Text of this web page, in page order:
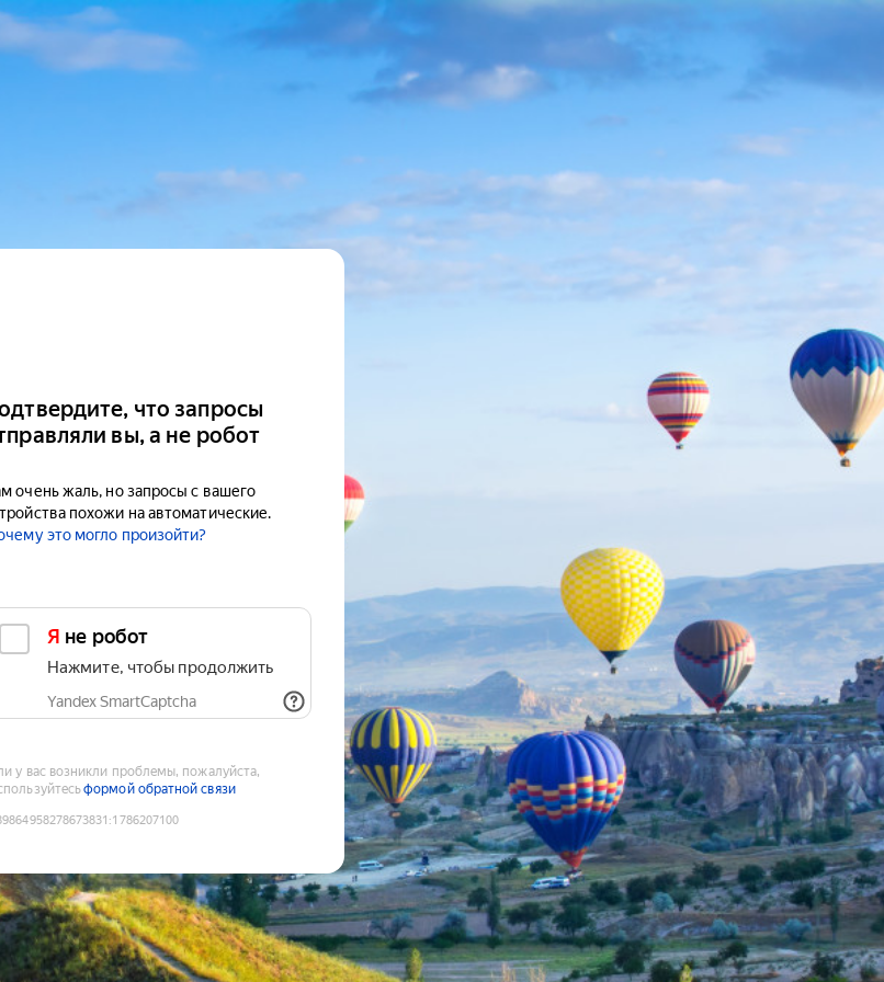
что запросы
вы, а не робот
очень жаль, но запросы с вашего
похожи на автоматические.
это могло произойти?
Я не робот
Нажмите, чтобы продолжить
Yandex SmartCaptcha
у вас возникли проблемы, пожалуйста,
формой обратной связи
:1786207100